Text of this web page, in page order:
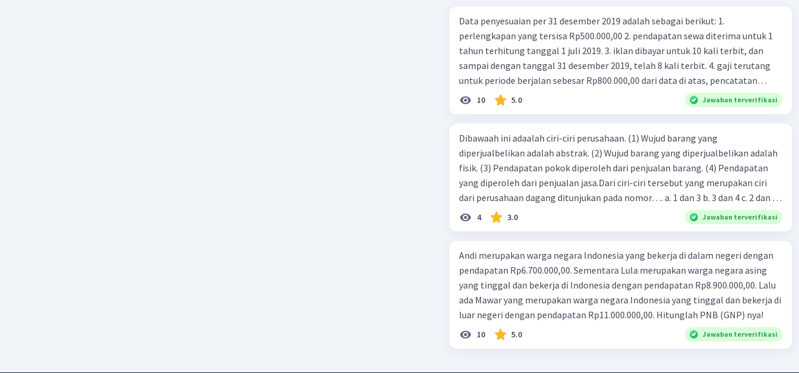
Kurva permintaan menunjukkan penurunan jumlah permintaan
seiring dengan kenaikan harga.
Beri Rating·0.0( 0) Balas
Iklan
Data penyesuaian per 31 desember 2019 adalah sebagai berikut: 1.
perlengkapan yang tersisa Rp500.000,00 2. pendapatan sewa diterima untuk 1
tahun terhitung tanggal 1 juli 2019. 3. iklan dibayar untuk 10 kali terbit, dan
sampai dengan tanggal 31 desember 2019, telah 8 kali terbit. 4. gaji terutang
untuk periode berjalan sebesar Rp800.000,00 dari data di atas, pencatatan
jurnal pembalik yang benar adalah ....
10 5.0 Jawaban terverifikasi
Dibawaah ini adaalah ciri-ciri perusahaan. (1) Wujud barang yang
diperjualbelikan adalah abstrak. (2) Wujud barang yang diperjualbelikan adalah
fisik. (3) Pendapatan pokok diperoleh dari penjualan barang. (4) Pendapatan
yang diperoleh dari penjualan jasa.Dari ciri-ciri tersebut yang merupakan ciri
dari perusahaan dagang ditunjukan pada nomor…. a. 1 dan 3 b. 3 dan 4 c. 2 dan 3
d. 1 dan 2 e. 2 dan 4
4 3.0 Jawaban terverifikasi
Andi merupakan warga negara Indonesia yang bekerja di dalam negeri dengan
pendapatan Rp6.700.000,00. Sementara Lula merupakan warga negara asing
yang tinggal dan bekerja di Indonesia dengan pendapatan Rp8.900.000,00. Lalu
ada Mawar yang merupakan warga negara Indonesia yang tinggal dan bekerja di
luar negeri dengan pendapatan Rp11.000.000,00. Hitunglah PNB (GNP) nya!
10 5.0 Jawaban terverifikasi